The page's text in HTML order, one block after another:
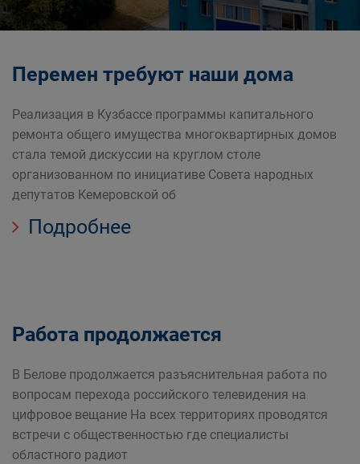
Перемен требуют наши дома
Реализация в Кузбассе программы капитального
ремонта общего имущества многоквартирных домов
стала темой дискуссии на круглом столе
организованном по инициативе Совета народных
депутатов Кемеровской об
Подробнее
Работа продолжается
В Белове продолжается разъяснительная работа по
вопросам перехода российского телевидения на
цифровое вещание На всех территориях проводятся
встречи с общественностью где специалисты
областного радиот